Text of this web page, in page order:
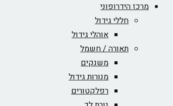
מרכז הידרופוני
חללי גידול
אוהלי גידול
תאורה / חשמל
משנקים
מנורות גידול
רפלקטורים